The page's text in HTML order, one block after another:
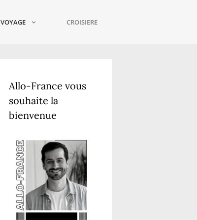
VOYAGE CROISIERE
Allo-France vous
souhaite la
bienvenue